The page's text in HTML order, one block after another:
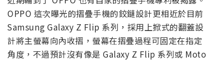
OPPO 這次曝光的摺疊手機的鉸鏈設計更相近於目前
Samsung Galaxy Z Flip 系列，採用上掀式的翻蓋設
計將主螢幕向內收摺，螢幕在摺疊過程可固定在指定
角度，不過預計沒有像是 Galaxy Z Flip 系列或 Moto